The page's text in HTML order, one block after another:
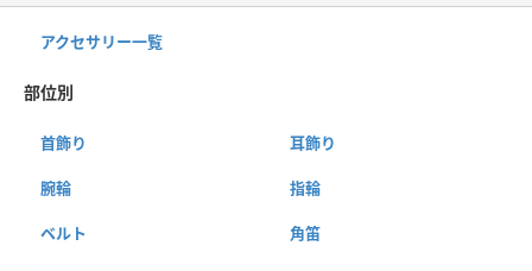
アクセサリー一覧
部位別
首飾り 耳飾り
腕輪 指輪
ベルト 角笛